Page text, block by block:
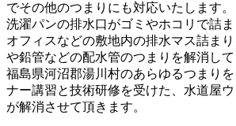
でその他のつまりにも対応いたします。
洗濯パンの排水口がゴミやホコリで詰
オフィスなどの敷地内の排水マス詰ま
や鉛管などの配水管のつまりを解消して
福島県河沼郡湯川村のあらゆるつまり
ナー講習と技術研修を受けた、水道屋
が解消させて頂きます。